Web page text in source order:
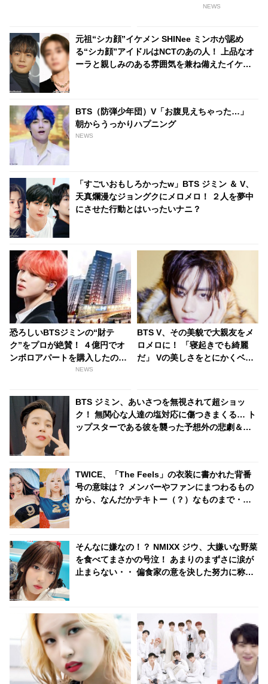
ンの行動にファン感動
る、その気になる理由とは？
NEWS
元祖“シカ顔”イケメン SHINee ミンホが認め
る“シカ顔”アイドルはNCTのあの人！ 上品なオ
ーラと親しみのある雰囲気を兼ね備えたイケメ
BTS（防弾少年団）V「お腹見えちゃった…」
朝からうっかりハプニング
NEWS
「すごいおもしろかったw」BTS ジミン ＆ V、
天真爛漫なジョングクにメロメロ！ ２人を夢中
にさせた行動とはいったいナニ？
恐ろしいBTSジミンの“財テ
ク”をプロが絶賛！ ４億円でオ
ンボロアパートを購入したのに
はワケがあった！ 未来は『韓国
るってホント？
NEWS
BTS V、その美貌で大親友をメ
ロメロに！ 「寝起きでも綺麗
だ」 Vの美しさをとにかくベタ
BTS ジミン、あいさつを無視されて超ショッ
ク！ 無関心な人達の塩対応に傷つきまくる… ト
ップスターである彼を襲った予想外の悲劇＆彼
TWICE、「The Feels」の衣装に書かれた背番
号の意味は？ メンバーやファンにまつわるもの
から、なんだかテキトー（？）なものまで・・
そんなに嫌なの！？ NMIXX ジウ、大嫌いな野菜
を食べてまさかの号泣！ あまりのまずさに涙が
止まらない・・ 偏食家の意を決した努力に称賛